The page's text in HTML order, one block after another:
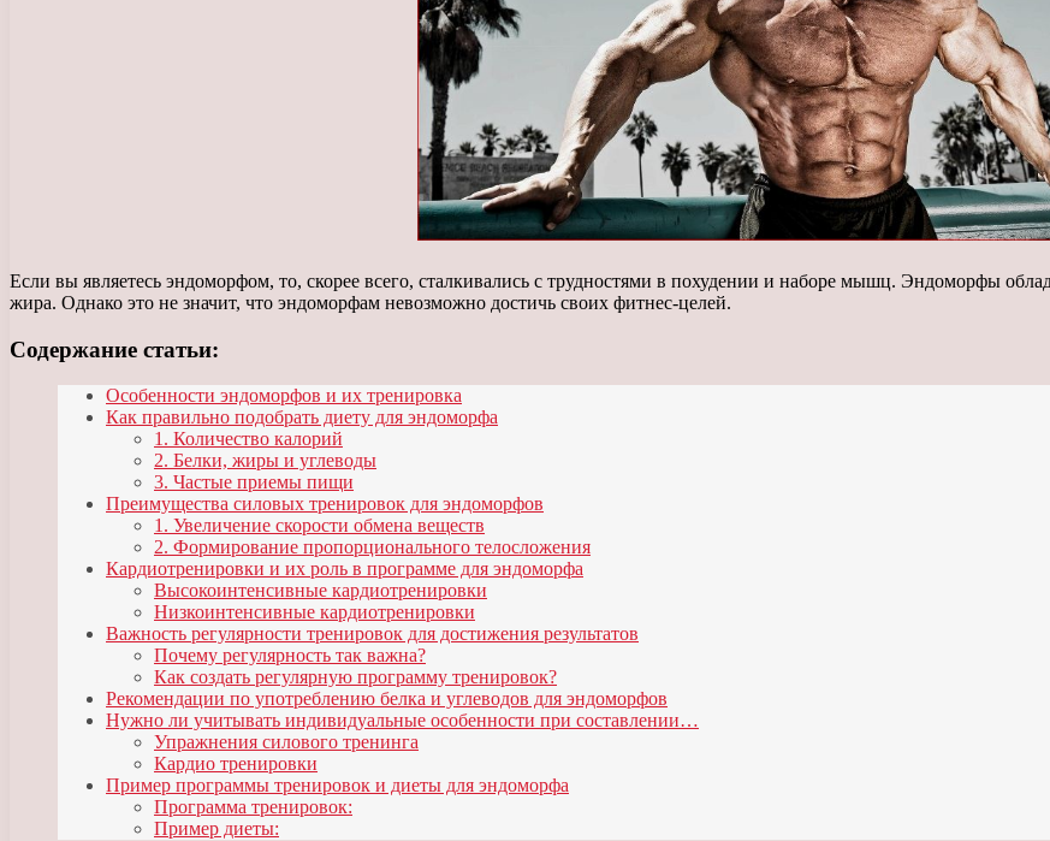
Если вы являетесь эндоморфом, то, скорее всего, сталкивались с трудностями в похудении и наборе мышц. Эндоморфы
жира. Однако это не значит, что эндоморфам невозможно достичь своих фитнес-целей.
Содержание статьи:
Особенности эндоморфов и их тренировка
Как правильно подобрать диету для эндоморфа
1. Количество калорий
2. Белки, жиры и углеводы
3. Частые приемы пищи
Преимущества силовых тренировок для эндоморфов
1. Увеличение скорости обмена веществ
2. Формирование пропорционального телосложения
Кардиотренировки и их роль в программе для эндоморфа
Высокоинтенсивные кардиотренировки
Низкоинтенсивные кардиотренировки
Важность регулярности тренировок для достижения результатов
Почему регулярность так важна?
Как создать регулярную программу тренировок?
Рекомендации по употреблению белка и углеводов для эндоморфов
Нужно ли учитывать индивидуальные особенности при составлении…
Упражнения силового тренинга
Кардио тренировки
Пример программы тренировок и диеты для эндоморфа
Программа тренировок:
Пример диеты: